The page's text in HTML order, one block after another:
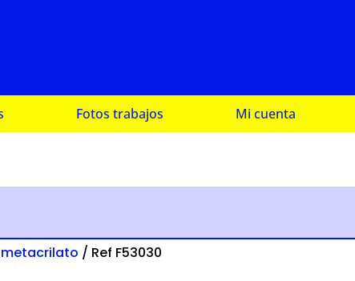
Fotos trabajos Mi cuenta
/ Ref F53030